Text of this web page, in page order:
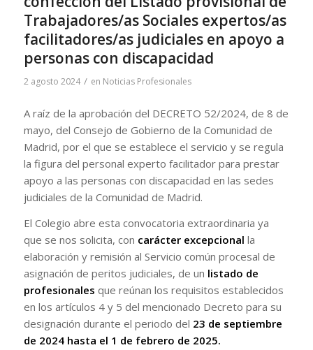
Trabajadores/as Sociales expertos/as
facilitadores/as judiciales en apoyo a
personas con discapacidad
2 agosto 2024 / en Noticias Profesionales
A raíz de la aprobación del DECRETO 52/2024, de 8 de
mayo, del Consejo de Gobierno de la Comunidad de
Madrid, por el que se establece el servicio y se regula
la figura del personal experto facilitador para prestar
apoyo a las personas con discapacidad en las sedes
judiciales de la Comunidad de Madrid.
El Colegio abre esta convocatoria extraordinaria ya
que se nos solicita, con carácter excepcional la
elaboración y remisión al Servicio común procesal de
asignación de peritos judiciales, de un listado de
profesionales que reúnan los requisitos establecidos
en los artículos 4 y 5 del mencionado Decreto para su
designación durante el periodo del 23 de septiembre
de 2024 hasta el 1 de febrero de 2025.